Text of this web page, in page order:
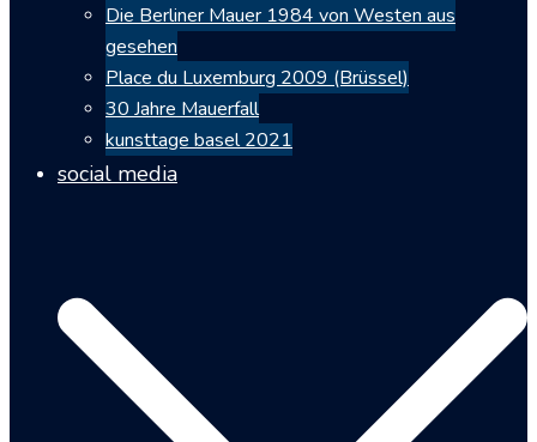
Die Berliner Mauer 1984 von Westen aus
gesehen
Place du Luxemburg 2009 (Brüssel)
30 Jahre Mauerfall
kunsttage basel 2021
social media